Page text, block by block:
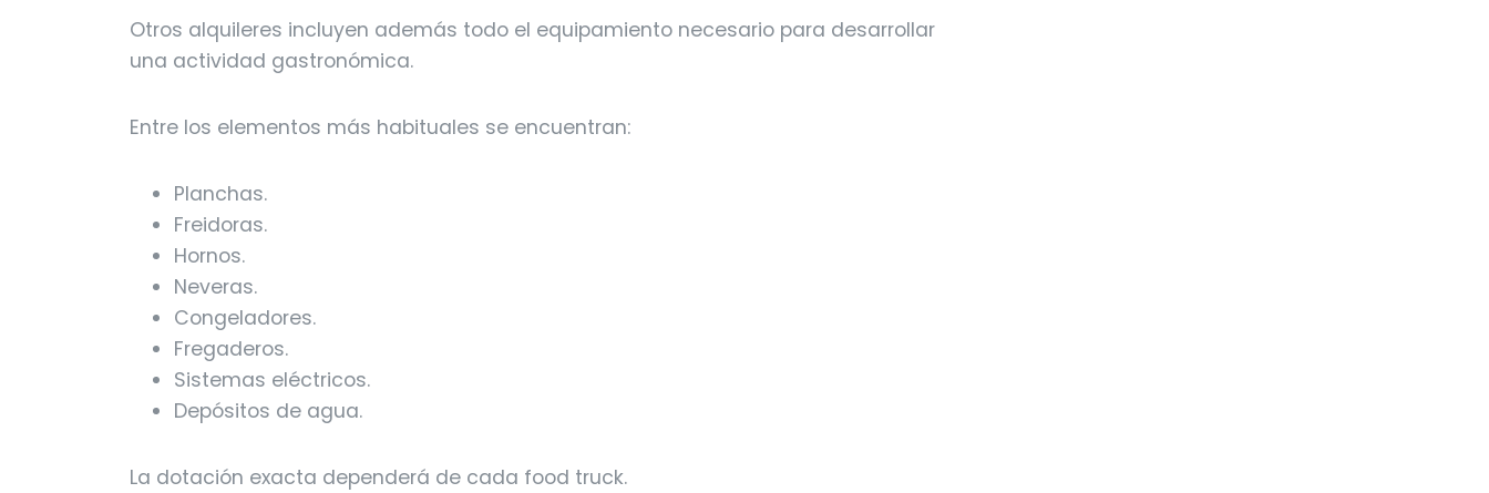
Otros alquileres incluyen además todo el equipamiento necesario para desarrollar
una actividad gastronómica.
Entre los elementos más habituales se encuentran:
Planchas.
Freidoras.
Hornos.
Neveras.
Congeladores.
Fregaderos.
Sistemas eléctricos.
Depósitos de agua.
La dotación exacta dependerá de cada food truck.